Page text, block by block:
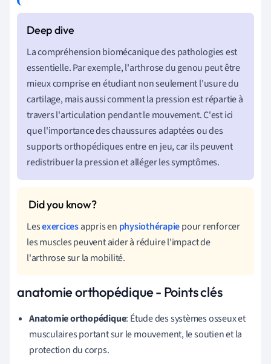
La compréhension biomécanique des pathologies est
essentielle. Par exemple, l'arthrose du genou peut être
mieux comprise en étudiant non seulement l'usure du
cartilage, mais aussi comment la pression est répartie à
travers l'articulation pendant le mouvement. C'est ici
que l'importance des chaussures adaptées ou des
supports orthopédiques entre en jeu, car ils peuvent
redistribuer la pression et alléger les symptômes.
Lesexercicesappris en physiothérapiepour renforcer
les muscles peuvent aider à réduire l'impact de
l'arthrose sur la mobilité.
anatomie orthopédique - Points clés
Anatomie orthopédique: Étude des systèmes osseux et
musculaires portant sur le mouvement, le soutien et la
protection du corps.